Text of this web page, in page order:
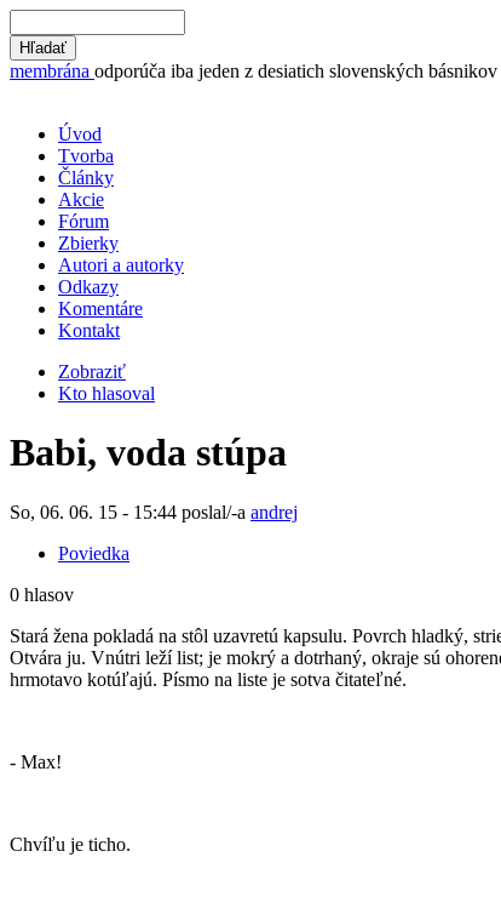
membrána odporúča iba jeden z desiatich slovenských básnikov
Úvod
Tvorba
Články
Akcie
Fórum
Zbierky
Autori a autorky
Odkazy
Komentáre
Kontakt
Zobraziť
Kto hlasoval
Babi, voda stúpa
So, 06. 06. 15 - 15:44 poslal/-a andrej
Poviedka
0 hlasov
Stará žena pokladá na stôl uzavretú kapsulu. Povrch hladký,
Otvára ju. Vnútri leží list; je mokrý a dotrhaný, okraje sú
hrmotavo kotúľajú. Písmo na liste je sotva čitateľné.
- Max!
Chvíľu je ticho.